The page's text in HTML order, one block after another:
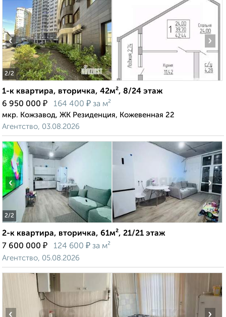
2/2
‹ ›
1-к квартира, вторичка, 42м², 8/24 этаж
6 950 000 ₽ 164 400 ₽ за м²
мкр. Кожзавод, ЖК Резиденция, Кожевенная 22
Агентство, 03.08.2026
2/2
‹ ›
2-к квартира, вторичка, 61м², 21/21 этаж
7 600 000 ₽ 124 600 ₽ за м²
Агентство, 05.08.2026
‹ ›